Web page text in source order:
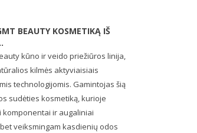
BEAUTY KOSMETIKĄ IŠ
kūno ir veido priežiūros linija,
kilmės aktyviaisiais
technologijomis. Gamintojas šią
sudėties kosmetiką, kurioje
ir augaliniai
veiksmingam kasdienių odos